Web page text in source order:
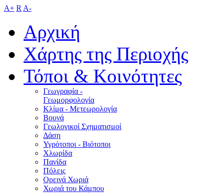
A+ R A-
Αρχική
Χάρτης της Περιοχής
Τόποι & Κοινότητες
Γεωγραφία -
Γεωμορφολογία
Κλίμα - Mετεωρολογία
Βουνά
Γεωλογικοί Σχηματισμοί
Δάση
Υγρότοποι - Βιότοποι
Χλωρίδα
Πανίδα
Πόλεις
Ορεινά Χωριά
Χωριά του Κάμπου